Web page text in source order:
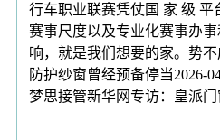
行车职业联赛凭仗国 家 级
赛事尺度以及专业化赛事办
响，就是我们想要的家。势
防护纱窗曾经预备停当2026-
梦思接管新华网专访：皇派门